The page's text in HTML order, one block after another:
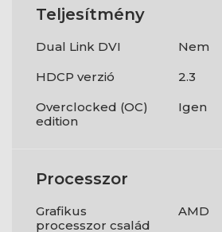
Teljesítmény
Dual Link DVI
Nem
HDCP verzió
2.3
Overclocked (OC)
edition
Igen
Processzor
Grafikus
processzor család
AMD